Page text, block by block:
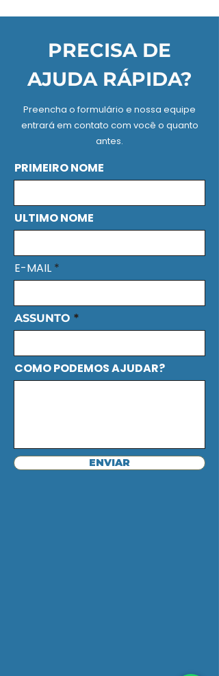
PRECISA DE
AJUDA RÁPIDA?
Preencha o formulário e nossa equipe
entrará em contato com você o quanto
antes.
PRIMEIRO NOME
ULTIMO NOME
E-MAIL
ASSUNTO
COMO PODEMOS AJUDAR?
ENVIAR